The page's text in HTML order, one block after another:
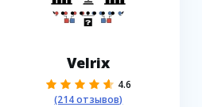
Velrix
4.6
(214 отзывов)